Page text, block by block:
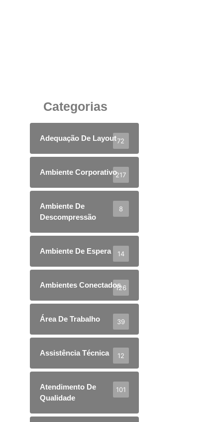
Categorias
Adequação De Layout72
Ambiente Corporativo217
Ambiente De
Descompressão
8
Ambiente De Espera 14
Ambientes Conectados126
Área De Trabalho 39
Assistência Técnica 12
Atendimento De
Qualidade
101